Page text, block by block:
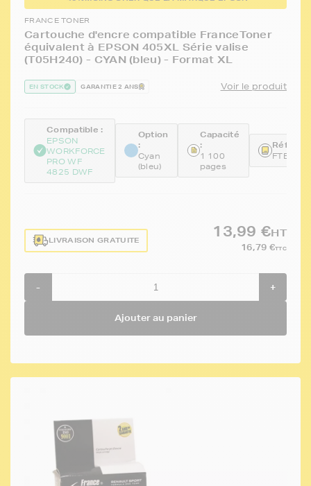
FRANCE TONER
Cartouche d'encre compatible FranceToner
équivalent à EPSON 405XL Série valise
(T05H240) - CYAN (bleu) - Format XL
EN STOCK GARANTIE 2 ANS Voir le produit
Compatible :
EPSON
WORKFORCE
PRO WF
4825 DWF
Option
:
Cyan
(bleu)
Capacité
:
1 100
pages
LIVRAISON GRATUITE
13,99 €HT
16,79 €TTC
- +
Ajouter au panier